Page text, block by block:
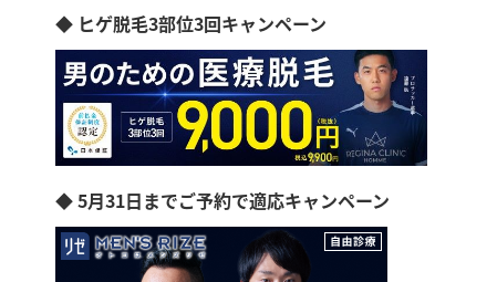
◆ ヒゲ脱毛3部位3回キャンペーン
◆ 5月31日までご予約で適応キャンペーン